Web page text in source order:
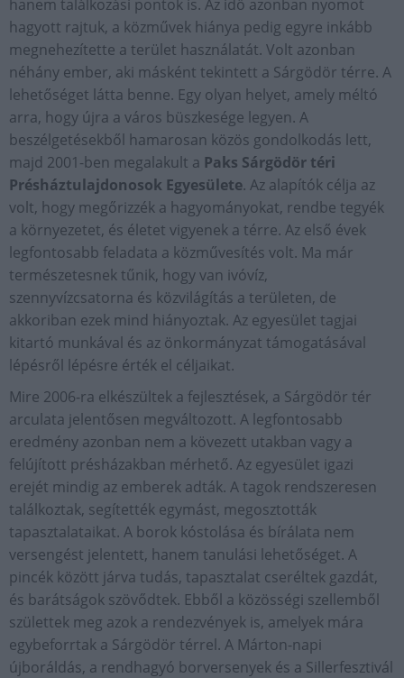
hanem találkozási pontok is. Az idő azonban nyomot
hagyott rajtuk, a közművek hiánya pedig egyre inkább
megnehezítette a terület használatát. Volt azonban
néhány ember, aki másként tekintett a Sárgödör térre. A
lehetőséget látta benne. Egy olyan helyet, amely méltó
arra, hogy újra a város büszkesége legyen. A
beszélgetésekből hamarosan közös gondolkodás lett,
majd 2001-ben megalakult a Paks Sárgödör téri
Présháztulajdonosok Egyesülete. Az alapítók célja az
volt, hogy megőrizzék a hagyományokat, rendbe tegyék
a környezetet, és életet vigyenek a térre. Az első évek
legfontosabb feladata a közművesítés volt. Ma már
természetesnek tűnik, hogy van ivóvíz,
szennyvízcsatorna és közvilágítás a területen, de
akkoriban ezek mind hiányoztak. Az egyesület tagjai
kitartó munkával és az önkormányzat támogatásával
lépésről lépésre érték el céljaikat.
Mire 2006-ra elkészültek a fejlesztések, a Sárgödör tér
arculata jelentősen megváltozott. A legfontosabb
eredmény azonban nem a kövezett utakban vagy a
felújított présházakban mérhető. Az egyesület igazi
erejét mindig az emberek adták. A tagok rendszeresen
találkoztak, segítették egymást, megosztották
tapasztalatai­kat. A borok kóstolása és bírálata nem
versengést jelentett, hanem tanulási lehetőséget. A
pincék között járva tudás, tapasztalat cseréltek gazdát,
és barátságok szövődtek. Ebből a közösségi szellemből
születtek meg azok a rendezvények is, amelyek mára
egybeforrtak a Sárgödör térrel. A Márton-napi
újboráldás, a rendhagyó borversenyek és a Sillerfesztivál